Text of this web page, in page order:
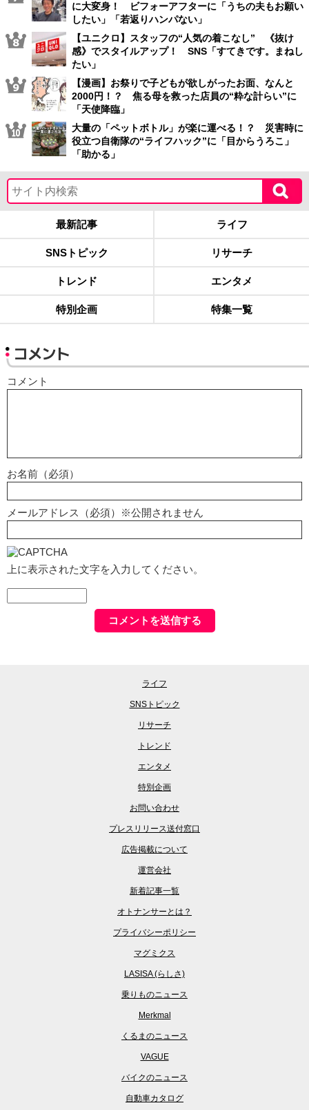
に大変身！ ビフォーアフターに「うちの夫もお願い
したい」「若返りハンパない」
【ユニクロ】スタッフの“人気の着こなし” 《抜け
感》でスタイルアップ！ SNS「すてきです。まねし
たい」
【漫画】お祭りで子どもが欲しがったお面、なんと
2000円！？ 焦る母を救った店員の“粋な計らい”に
「天使降臨」
大量の「ペットボトル」が楽に運べる！？ 災害時に
役立つ自衛隊の“ライフハック”に「目からうろこ」
「助かる」
最新記事 ライフ
SNSトピック リサーチ
トレンド エンタメ
特別企画 特集一覧
コメント
コメント
お名前（必須）
メールアドレス（必須）※公開されません
上に表示された文字を入力してください。
ライフ
SNSトピック
リサーチ
トレンド
エンタメ
特別企画
お問い合わせ
プレスリリース送付窓口
広告掲載について
運営会社
新着記事一覧
オトナンサーとは？
プライバシーポリシー
マグミクス
LASISA (らしさ)
乗りものニュース
Merkmal
くるまのニュース
VAGUE
バイクのニュース
自動車カタログ